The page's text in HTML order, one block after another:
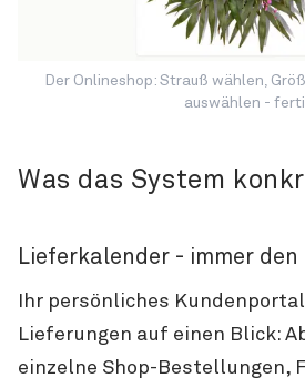
Der Onlineshop: Strauß wählen,
auswählen -
Was das System
Lieferkalender - immer den
Ihr persönliches
Lieferungen auf einen Blick:
einzelne Shop-Bestellungen,